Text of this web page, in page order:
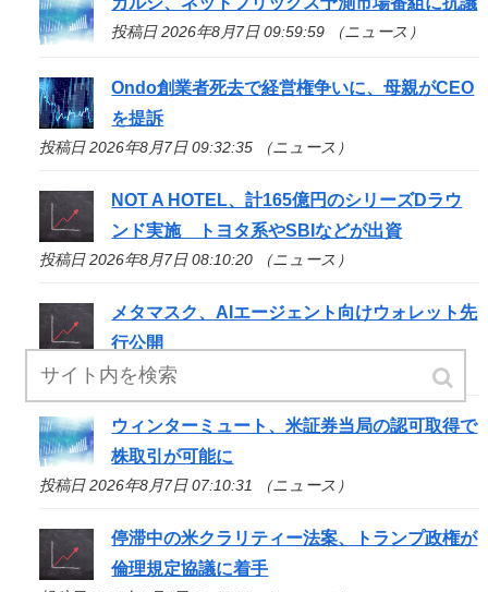
投稿日 2026年8月7日 09:59:59 （ニュース）
Ondo創業者死去で経営権争いに、母親がCEO
を提訴
投稿日 2026年8月7日 09:32:35 （ニュース）
NOT A HOTEL、計165億円のシリーズDラウ
ンド実施 トヨタ系やSBIなどが出資
投稿日 2026年8月7日 08:10:20 （ニュース）
メタマスク、AIエージェント向けウォレット先
行公開
投稿日 2026年8月7日 07:55:29 （ニュース）
ウィンターミュート、米証券当局の認可取得で
株取引が可能に
投稿日 2026年8月7日 07:10:31 （ニュース）
停滞中の米クラリティー法案、トランプ政権が
倫理規定協議に着手